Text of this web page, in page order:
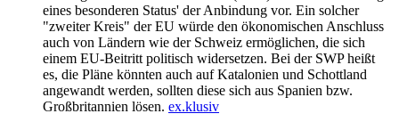
eines besonderen Status' der Anbindung vor. Ein solcher
"zweiter Kreis" der EU würde den ökonomischen Anschluss
auch von Ländern wie der Schweiz ermöglichen, die sich
einem EU-Beitritt politisch widersetzen. Bei der SWP heißt
es, die Pläne könnten auch auf Katalonien und Schottland
angewandt werden, sollten diese sich aus Spanien bzw.
Großbritannien lösen. ex.klusiv